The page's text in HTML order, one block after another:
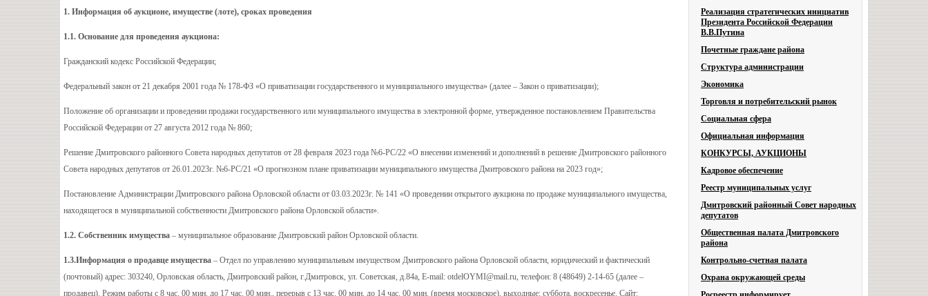
1. Информация об аукционе, имуществе (лоте), сроках проведения
1.1. Основание для проведения аукциона:
Гражданский кодекс Российской Федерации;
Федеральный закон от 21 декабря 2001 года № 178-ФЗ «О приватизации государственного и муниципального имущества» (далее – Закон о приватизации);
Положение об организации и проведении продажи государственного или муниципального имущества в электронной форме, утвержденное постановлением Правительства
Российской Федерации от 27 августа 2012 года № 860;
Решение Дмитровского районного Совета народных депутатов от 28 февраля 2023 года №6-РС/22 «О внесении изменений и дополнений в решение Дмитровского районного
Совета народных депутатов от 26.01.2023г. №6-РС/21 «О прогнозном плане приватизации муниципального имущества Дмитровского района на 2023 год»;
Постановление Администрации Дмитровского района Орловской области от 03.03.2023г. № 141 «О проведении открытого аукциона по продаже муниципального имущества,
находящегося в муниципальной собственности Дмитровского района Орловской области».
1.2. Собственник имущества – муниципальное образование Дмитровский район Орловской области.
1.3.Информация о продавце имущества – Отдел по управлению муниципальным имуществом Дмитровского района Орловской области, юридический и фактический
(почтовый) адрес: 303240, Орловская область, Дмитровский район, г.Дмитровск, ул. Советская, д.84а, E-mail: otdelOYMI@mail.ru, телефон: 8 (48649) 2-14-65 (далее –
продавец). Режим работы с 8 час. 00 мин. до 17 час. 00 мин., перерыв с 13 час. 00 мин. до 14 час. 00 мин. (время московское), выходные: суббота, воскресенье. Сайт:
Реализация стратегических инициатив
Президента Российской Федерации
В.В.Путина
Почетные граждане района
Структура администрации
Экономика
Торговля и потребительский рынок
Социальная сфера
Официальная информация
КОНКУРСЫ, АУКЦИОНЫ
Кадровое обеспечение
Реестр муниципальных услуг
Дмитровский районный Совет народных
депутатов
Общественная палата Дмитровского
района
Контрольно-счетная палата
Охрана окружающей среды